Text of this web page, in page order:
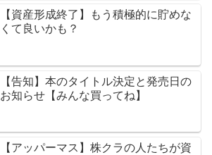
【資産形成終了】もう積極的に貯めな
くて良いかも？
【告知】本のタイトル決定と発売日の
お知らせ【みんな買ってね】
【アッパーマス】株クラの人たちが資